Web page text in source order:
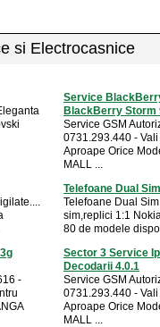
si Electrocasnice
Service
BlackBerry Storm
Service GSM
0731.293.440 -
Aproape Orice
MALL ...
Telefoane Dual
Telefoane Dual
sim,replici 1:1
80 de modele
-
Sector 3 Service
Decodarii 4.0.1
Service GSM
0731.293.440 -
Aproape Orice
MALL ...